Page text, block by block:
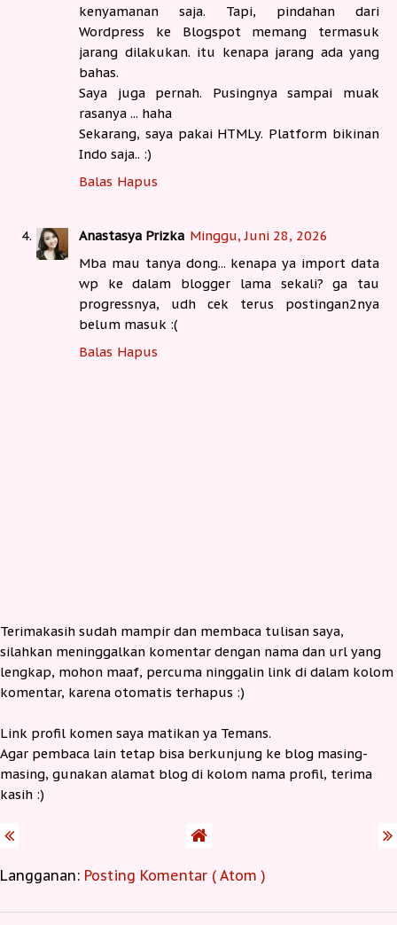
kenyamanan saja. Tapi, pindahan dari
Wordpress ke Blogspot memang termasuk
jarang dilakukan. itu kenapa jarang ada yang
bahas.
Saya juga pernah. Pusingnya sampai muak
rasanya ... haha
Sekarang, saya pakai HTMLy. Platform bikinan
Indo saja.. :)
Balas Hapus
Anastasya Prizka Minggu, Juni 28, 2026
Mba mau tanya dong... kenapa ya import data
wp ke dalam blogger lama sekali? ga tau
progressnya, udh cek terus postingan2nya
belum masuk :(
Balas Hapus
Terimakasih sudah mampir dan membaca tulisan saya,
silahkan meninggalkan komentar dengan nama dan url yang
lengkap, mohon maaf, percuma ninggalin link di dalam kolom
komentar, karena otomatis terhapus :)
Link profil komen saya matikan ya Temans.
Agar pembaca lain tetap bisa berkunjung ke blog masing-
masing, gunakan alamat blog di kolom nama profil, terima
kasih :)
Langganan: Posting Komentar ( Atom )